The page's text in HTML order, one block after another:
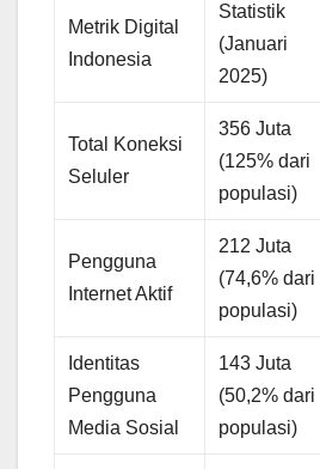
Metrik Digital
Indonesia
Statistik
(Januari
2025)
Total Koneksi
Seluler
356 Juta
(125% dari
populasi)
Pengguna
Internet Aktif
212 Juta
(74,6% dari
populasi)
Identitas
Pengguna
Media Sosial
143 Juta
(50,2% dari
populasi)